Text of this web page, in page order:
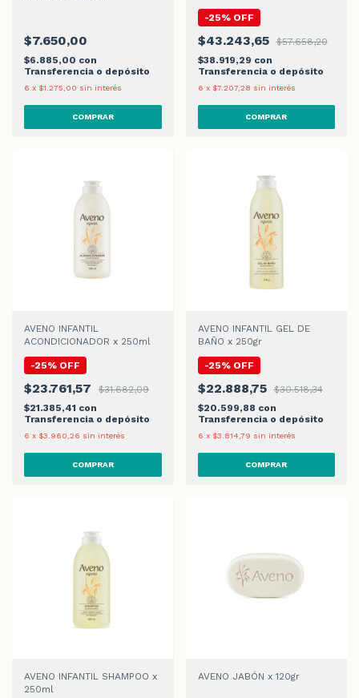
$7.650,00
$6.885,00 con
Transferencia o depósito
6 x $1.275,00 sin interés
-25% OFF
$43.243,65
$57.658,20
$38.919,29 con
Transferencia o depósito
6 x $7.207,28 sin interés
AVENO INFANTIL
ACONDICIONADOR x 250ml
-25% OFF
$23.761,57
$31.682,09
$21.385,41 con
Transferencia o depósito
6 x $3.960,26 sin interés
AVENO INFANTIL GEL DE
BAÑO x 250gr
-25% OFF
$22.888,75
$30.518,34
$20.599,88 con
Transferencia o depósito
6 x $3.814,79 sin interés
AVENO INFANTIL SHAMPOO x
250ml
AVENO JABÓN x 120gr